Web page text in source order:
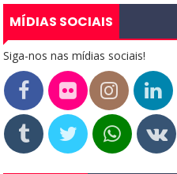
MÍDIAS SOCIAIS
Siga-nos nas mídias sociais!